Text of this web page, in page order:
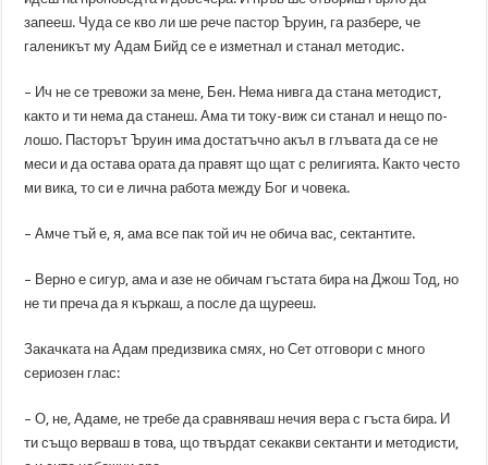
запееш. Чуда се кво ли ше рече пастор Ъруин, га разбере, че
галеникът му Адам Бийд се е изметнал и станал методис.
– Ич не се тревожи за мене, Бен. Нема нивга да стана методист,
както и ти нема да станеш. Ама ти току-виж си станал и нещо по-
лошо. Пасторът Ъруин има достатъчно акъл в глъвата да се не
меси и да остава ората да правят що щат с религията. Както често
ми вика, то си е лична работа между Бог и човека.
– Амче тъй е, я, ама все пак той ич не обича вас, сектантите.
– Верно е сигур, ама и азе не обичам гъстата бира на Джош Тод, но
не ти преча да я къркаш, а после да щурееш.
Закачката на Адам предизвика смях, но Сет отговори с много
сериозен глас:
– О, не, Адаме, не требе да сравняваш нечия вера с гъста бира. И
ти също верваш в това, що твърдат секакви сектанти и методисти,